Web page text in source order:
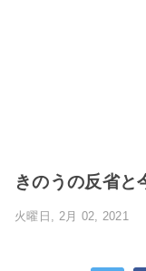
きのうの反省と
火曜日, 2月 02, 2021